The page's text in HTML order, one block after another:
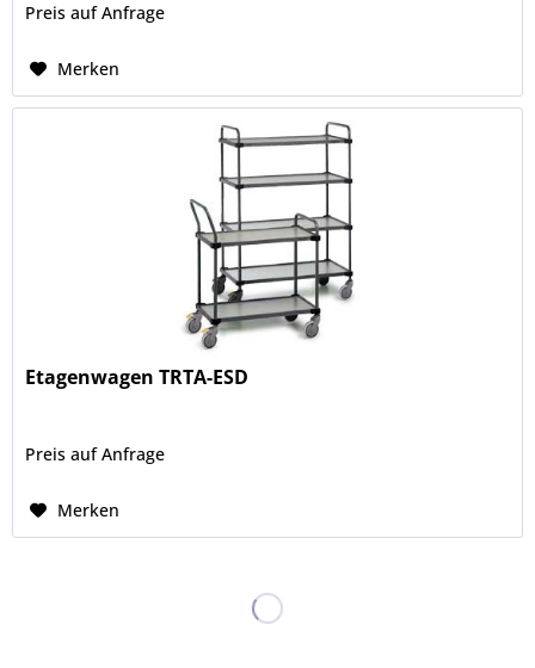
Preis auf Anfrage
Merken
Etagenwagen TRTA-ESD
Preis auf Anfrage
Merken